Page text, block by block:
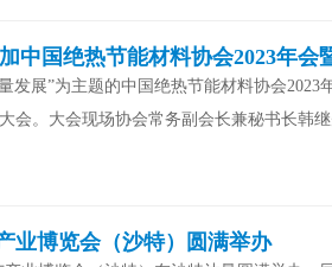
中国绝热节能材料协会2023年会
发展”为主题的中国绝热节能材料协会
会。大会现场协会常务副会长兼秘书长韩
业博览会（沙特）圆满举办